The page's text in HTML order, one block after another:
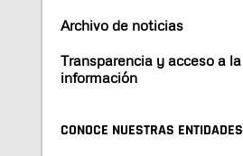
Archivo de noticias
Transparencia y acceso a la
información
CONOCE NUESTRAS ENTIDADES